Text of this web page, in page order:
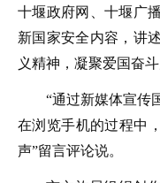
十堰政府网、十堰广
新国家安全内容，讲
义精神，凝聚爱国奋斗
“通过新媒体宣传
在浏览手机的过程中
声”留言评论说。